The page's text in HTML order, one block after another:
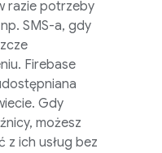
razie potrzeby
SMS-a, gdy
Firebase
Gdy
możesz
z ich usług bez